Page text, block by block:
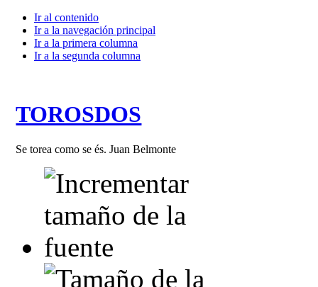
Ir al contenido
Ir a la navegación principal
Ir a la primera columna
Ir a la segunda columna
TOROSDOS
Se torea como se és. Juan Belmonte